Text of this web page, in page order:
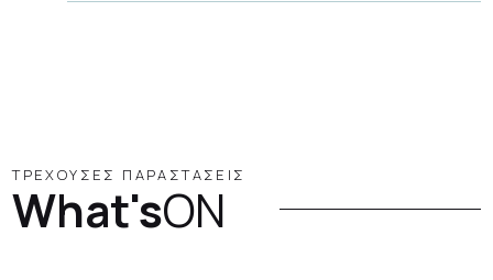
ΤΡΕΧΟΥΣΕΣ ΠΑΡΑΣΤΑΣΕΙΣ
What'sON